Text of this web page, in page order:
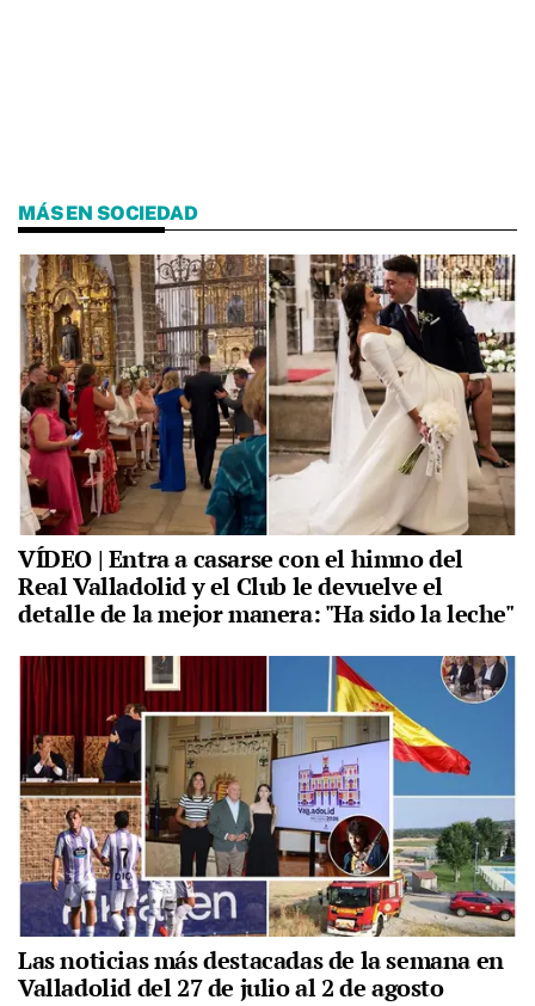
MÁS EN SOCIEDAD
VÍDEO | Entra a casarse con el himno del
Real Valladolid y el Club le devuelve el
detalle de la mejor manera: "Ha sido la leche"
Las noticias más destacadas de la semana en
Valladolid del 27 de julio al 2 de agosto